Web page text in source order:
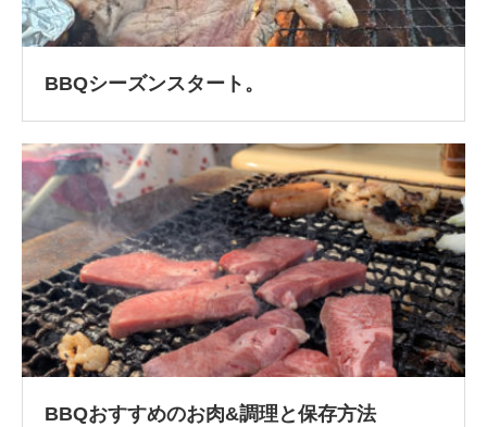
BBQシーズンスタート。
BBQおすすめのお肉&調理と保存方法